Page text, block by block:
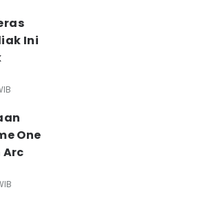
Ini
One
Arc